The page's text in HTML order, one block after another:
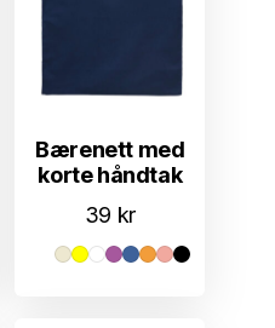
Bærenett med
korte håndtak
39 kr